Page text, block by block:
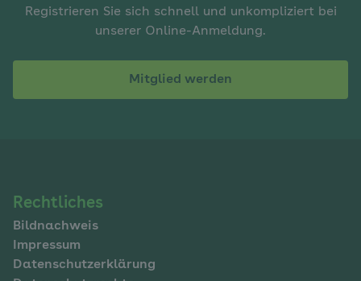
Registrieren Sie sich schnell und unkompliziert bei
unserer Online-Anmeldung.
Mitglied werden
Navigation
im
Fußbereich
Rechtliches
Bildnachweis
Impressum
Datenschutzerklärung